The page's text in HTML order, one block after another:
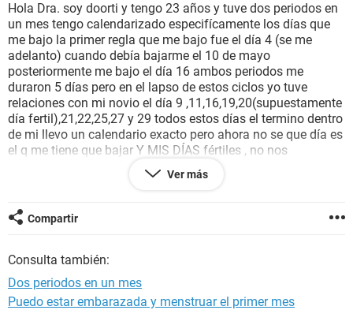
BIENESTAR
SEXUALIDAD
GLOSARIO
Hola Dra. soy doorti y tengo 23 años y tuve dos periodos en
un mes tengo calendarizado especifícamente los días que
me bajo la primer regla que me bajo fue el día 4 (se me
adelanto) cuando debía bajarme el 10 de mayo
posteriormente me bajo el día 16 ambos periodos me
duraron 5 días pero en el lapso de estos ciclos yo tuve
relaciones con mi novio el día 9 ,11,16,19,20(supuestamente
día fertil),21,22,25,27 y 29 todos estos días el termino dentro
de mi llevo un calendario exacto pero ahora no se que día es
el q me tiene que bajar Y MIS DÍAS fértiles , no nos
cuidamos pero necesito ayuda para saber que me pasa y si
, o cuando podría saberlo si no se
puedan ayudarme gracias.
Ver más
Compartir
Consulta también:
Dos periodos en un mes
Puedo estar embarazada y menstruar el primer mes